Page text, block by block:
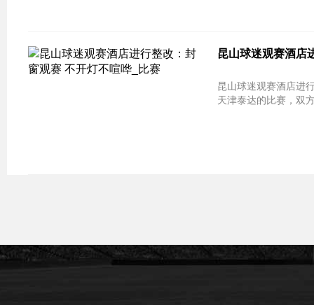
昆山球迷观赛酒店
昆山球迷观赛酒店进行整改：
天津泰达的比赛，双